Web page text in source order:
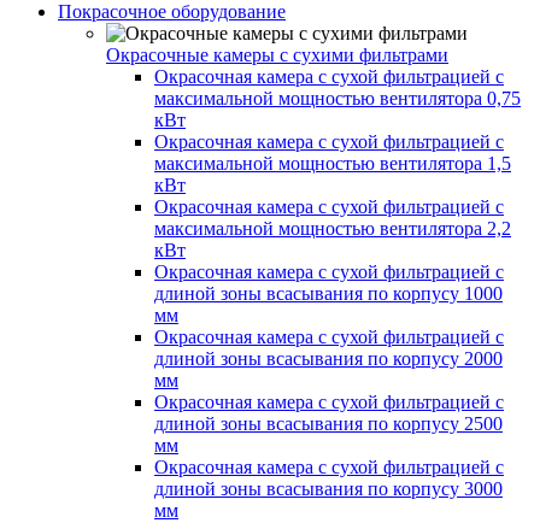
Покрасочное оборудование
Окрасочные камеры с сухими фильтрами
Окрасочная камера с сухой фильтрацией с
максимальной мощностью вентилятора 0,75
кВт
Окрасочная камера с сухой фильтрацией с
максимальной мощностью вентилятора 1,5
кВт
Окрасочная камера с сухой фильтрацией с
максимальной мощностью вентилятора 2,2
кВт
Окрасочная камера с сухой фильтрацией с
длиной зоны всасывания по корпусу 1000
мм
Окрасочная камера с сухой фильтрацией с
длиной зоны всасывания по корпусу 2000
мм
Окрасочная камера с сухой фильтрацией с
длиной зоны всасывания по корпусу 2500
мм
Окрасочная камера с сухой фильтрацией с
длиной зоны всасывания по корпусу 3000
мм